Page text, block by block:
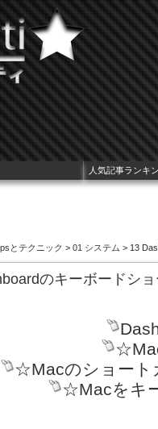
とテクニック > 01 システム > 13
のキーボードシ
☆Macのショート
☆Macをキ
人気記事ランキ